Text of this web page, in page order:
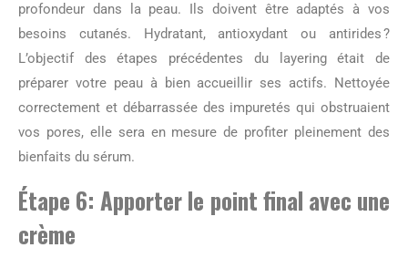
profondeur dans la peau. Ils doivent être adaptés à vos
besoins cutanés. Hydratant, antioxydant ou antirides ?
L’objectif des étapes précédentes du layering était de
préparer votre peau à bien accueillir ses actifs. Nettoyée
correctement et débarrassée des impuretés qui obstruaient
vos pores, elle sera en mesure de profiter pleinement des
bienfaits du sérum.
Étape 6: Apporter le point final avec une
crème